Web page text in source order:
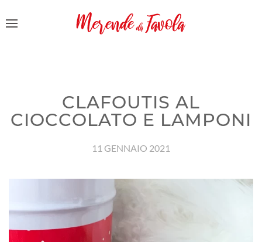
CLAFOUTIS AL
CIOCCOLATO E LAMPONI
11 GENNAIO 2021